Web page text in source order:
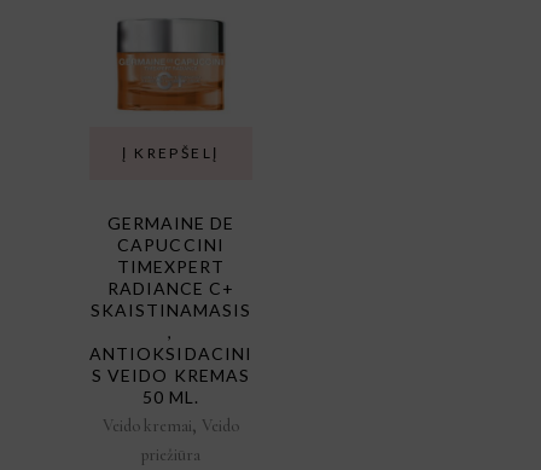
Į KREPŠELĮ
GERMAINE DE
CAPUCCINI
TIMEXPERT
RADIANCE C+
SKAISTINAMASIS
,
ANTIOKSIDACINI
S VEIDO KREMAS
50 ML.
Veido kremai, Veido
priežiūra